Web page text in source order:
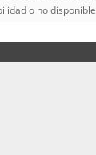
o no disponible